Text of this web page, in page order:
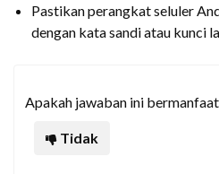
Pastikan perangkat seluler
dengan kata sandi atau kunci
Apakah jawaban ini
Tidak